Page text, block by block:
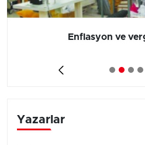
Enflasyon ve
Yazarlar